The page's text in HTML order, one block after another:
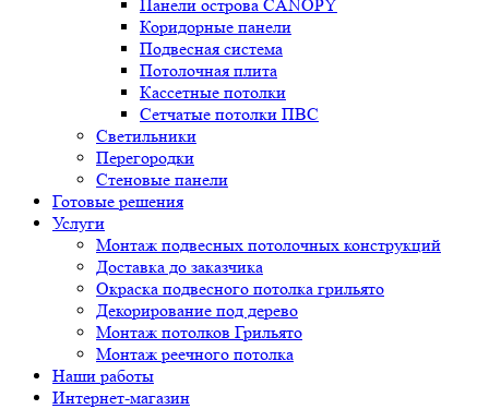
Панели острова CANOPY
Коридорные панели
Подвесная система
Потолочная плита
Кассетные потолки
Сетчатые потолки ПВС
Светильники
Перегородки
Стеновые панели
Готовые решения
Услуги
Монтаж подвесных потолочных конструкций
Доставка до заказчика
Окраска подвесного потолка грильято
Декорирование под дерево
Монтаж потолков Грильято
Монтаж реечного потолка
Наши работы
Интернет-магазин